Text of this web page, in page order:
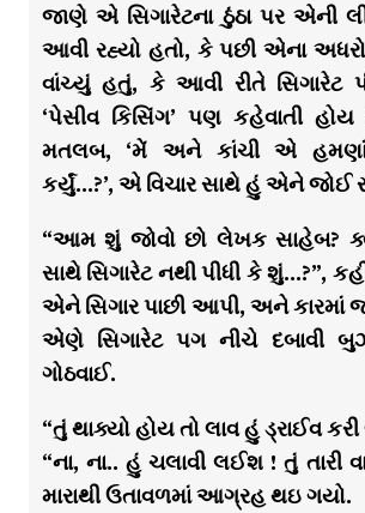
જાણે એ સિગારેટના ઠુંઠા પર એની
આવી રહ્યો હતો, કે પછી એના
વાંચ્યું હતું, કે આવી રીતે સિગારેટ
‘પેસીવ કિસિંગ’ પણ કહેવાતી
મતલબ, ‘મેં અને કાંચી એ હમણાં
કર્યું…?’, એ વિચાર સાથે હું એને જોઈ
“આમ શું જોવો છો લેખક સાહેબ?
સાથે સિગારેટ નથી પીધી કે શું…?”,
એને સિગાર પાછી આપી, અને કારમાં
એણે સિગારેટ પગ નીચે દબાવી
ગોઠવાઈ.
“તું થાક્યો હોય તો લાવ હું ડ્રાઈવ
“ના, ના.. હું ચલાવી લઈશ ! તું તારી
મારાથી ઉતાવળમાં આગ્રહ થઇ ગયો.